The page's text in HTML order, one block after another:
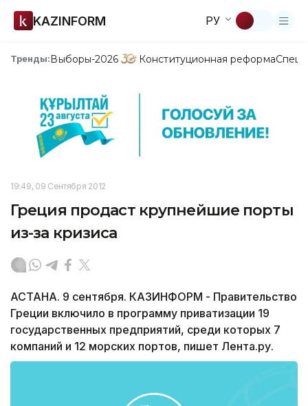
KAZINFORM РУ
Тренды:Выборы-2026 Конституционная реформа
19:49, 09 Сентября 2012
Греция продаст крупнейшие порты
из-за кризиса
АСТАНА. 9 сентября. КАЗИНФОРМ - Правительство
Греции включило в программу приватизации 19
государственных предприятий, среди которых 7
компаний и 12 морских портов, пишет Лента.ру.